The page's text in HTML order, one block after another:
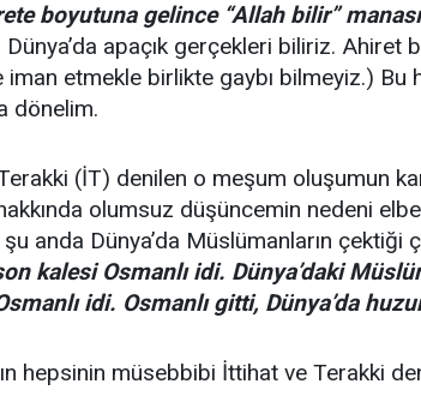
boyutuna gelince “Allah bilir”
Dünya’da apaçık gerçekleri biliriz. Ahiret
iman etmekle birlikte gaybı bilmeyiz.)
dönelim.
(İT) denilen o meşum oluşumun
olumsuz düşüncemin nedeni
anda Dünya’da Müslümanların çektiği
kalesi Osmanlı idi. Dünya’daki
Osmanlı idi. Osmanlı gitti, Dünya’da
hepsinin müsebbibi İttihat ve Terakki